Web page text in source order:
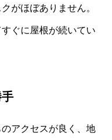
がほぼありません。
ぐに屋根が続いてい
アクセスが良く、地